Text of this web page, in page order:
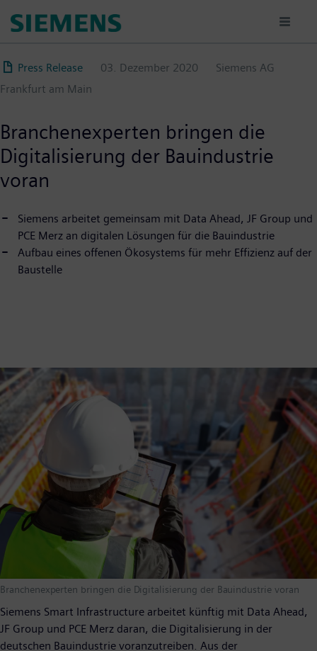
zum
Press Release
03. Dezember 2020
Siemens AG
Frankfurt am Main
Branchenexperten bringen die
Digitalisierung der Bauindustrie
voran
Siemens arbeitet gemeinsam mit Data Ahead, JF Group und
PCE Merz an digitalen Lösungen für die Bauindustrie
Aufbau eines offenen Ökosystems für mehr Effizienz auf der
Baustelle
Branchenexperten bringen die Digitalisierung der Bauindustrie voran
Siemens Smart Infrastructure arbeitet künftig mit Data Ahead,
JF Group und PCE Merz daran, die Digitalisierung in der
deutschen Bauindustrie voranzutreiben. Aus der